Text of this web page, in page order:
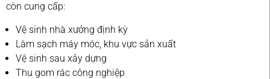
còn cung cấp:
Vệ sinh nhà xưởng định kỳ
Làm sạch máy móc, khu vực sản xuất
Vệ sinh sau xây dựng
Thu gom rác công nghiệp